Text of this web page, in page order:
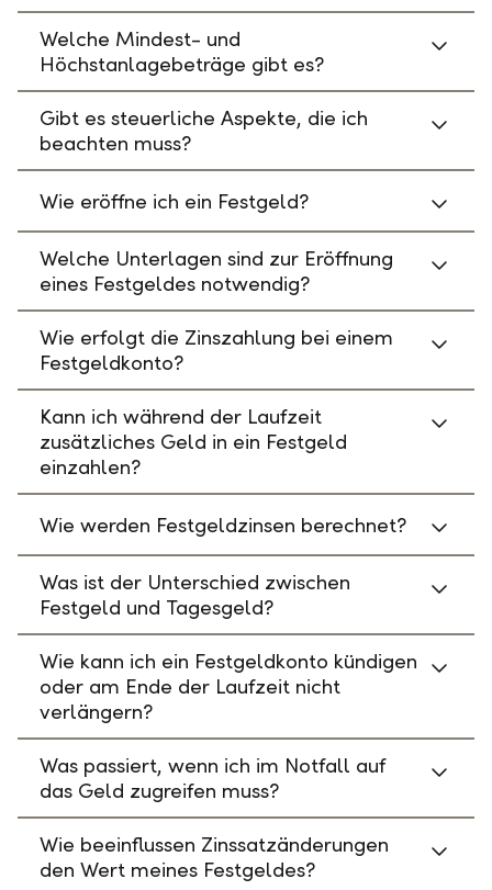
Welche Mindest- und
Höchstanlagebeträge gibt es?
Gibt es steuerliche Aspekte, die ich
beachten muss?
Wie eröffne ich ein Festgeld?
Welche Unterlagen sind zur Eröffnung
eines Festgeldes notwendig?
Wie erfolgt die Zinszahlung bei einem
Festgeldkonto?
Kann ich während der Laufzeit
zusätzliches Geld in ein Festgeld
einzahlen?
Wie werden Festgeldzinsen berechnet?
Was ist der Unterschied zwischen
Festgeld und Tagesgeld?
Wie kann ich ein Festgeldkonto kündigen
oder am Ende der Laufzeit nicht
verlängern?
Was passiert, wenn ich im Notfall auf
das Geld zugreifen muss?
Wie beeinflussen Zinssatzänderungen
den Wert meines Festgeldes?